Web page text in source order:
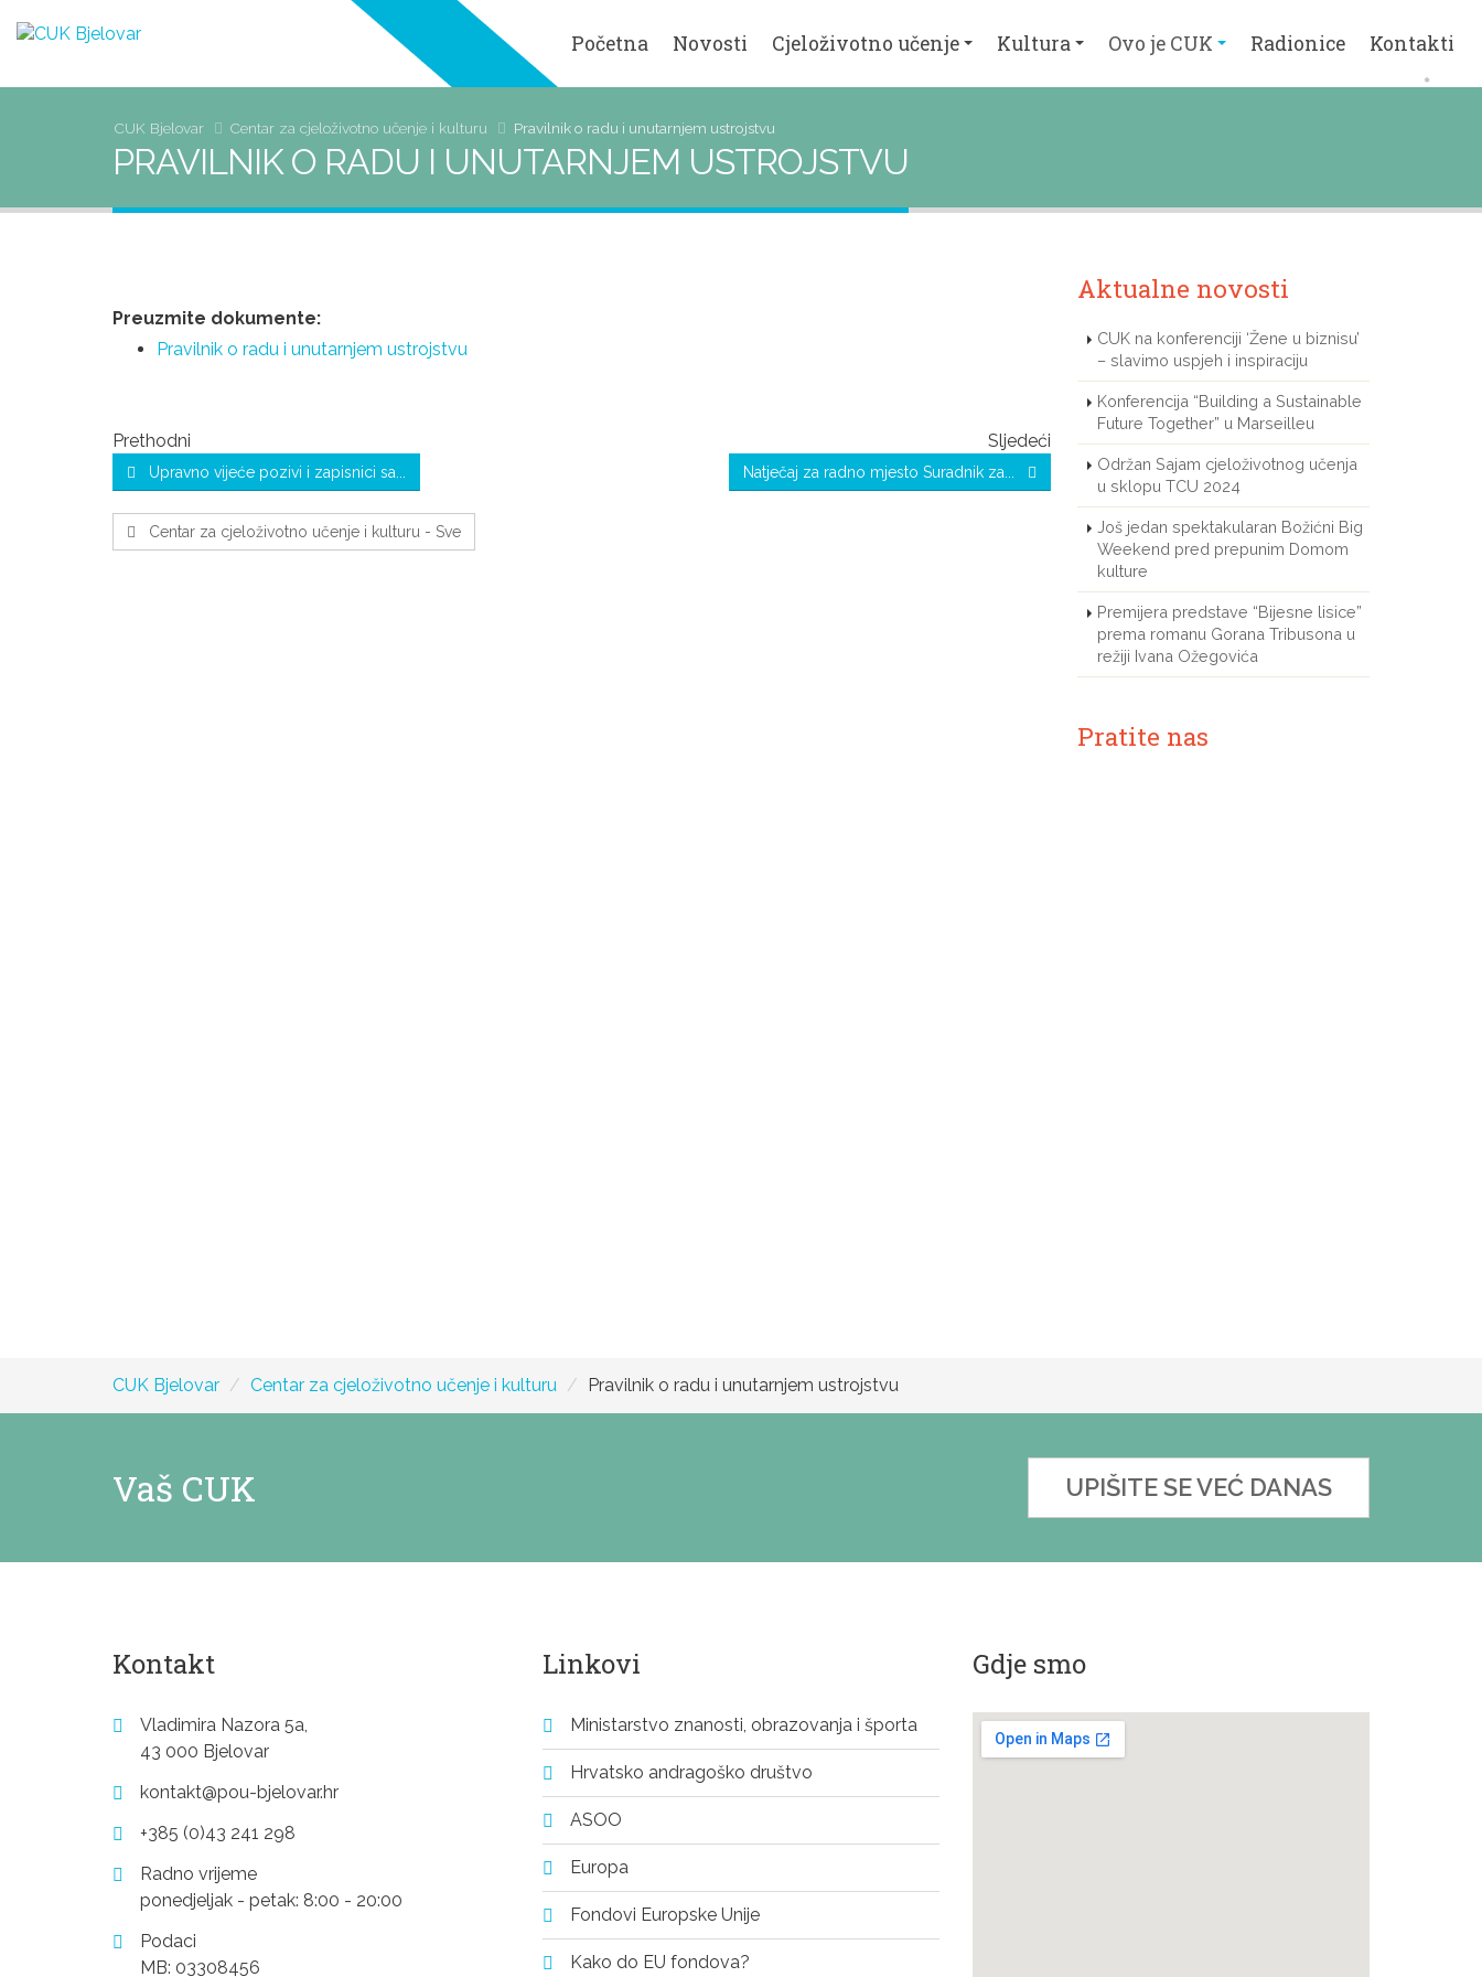
Početna Novosti Cjeloživotno učenje Kultura Ovo je CUK Radionice Kontakti
CUK Bjelovar Centar za cjeloživotno učenje i kulturu pravilnik o radu i unutarnjem ustrojstvu
PRAVILNIK O RADU I UNUTARNJEM USTROJSTVU
Preuzmite dokumente:
Pravilnik o radu i unutarnjem ustrojstvu
Prethodni
Upravno vijeće pozivi i zapisnici sa...
Sljedeći
Natječaj za radno mjesto Suradnik za...
Centar za cjeloživotno učenje i kulturu - Sve
Aktualne novosti
CUK na konferenciji ‘Žene u biznisu’
– slavimo uspjeh i inspiraciju
Konferencija “Building a Sustainable
Future Together” u Marseilleu
Održan Sajam cjeloživotnog učenja
u sklopu TCU 2024
Još jedan spektakularan Božićni Big
Weekend pred prepunim Domom
kulture
Premijera predstave “Bijesne lisice”
prema romanu Gorana Tribusona u
režiji Ivana Ožegovića
Pratite nas
CUK Bjelovar Centar za cjeloživotno učenje i kulturu Pravilnik o radu i unutarnjem ustrojstvu
Vaš CUK UPIŠITE SE VEĆ DANAS
Kontakt
Vladimira Nazora 5a,
43 000 Bjelovar
kontakt@pou-bjelovar.hr
+385 (0)43 241 298
Radno vrijeme
ponedjeljak - petak: 8:00 - 20:00
Podaci
MB: 03308456
Linkovi
Ministarstvo znanosti, obrazovanja i športa
Hrvatsko andragoško društvo
ASOO
Europa
Fondovi Europske Unije
Kako do EU fondova?
Gdje smo